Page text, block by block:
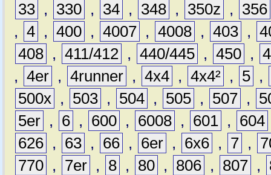
33 , 330 , 34 , 348 , 350z ,
356
, 4 , 400 , 4007 , 4008 , 403 ,
408 , 411/412 , 440/445 , 450 ,
, 4er , 4runner , 4x4 , 4x4² , 5 ,
500x , 503 , 504 , 505 , 507 ,
5er , 6 , 600 , 6008 , 601 , 604
626 , 63 , 66 , 6er , 6x6 , 7 ,
770 , 7er , 8 , 80 , 806 , 807 ,